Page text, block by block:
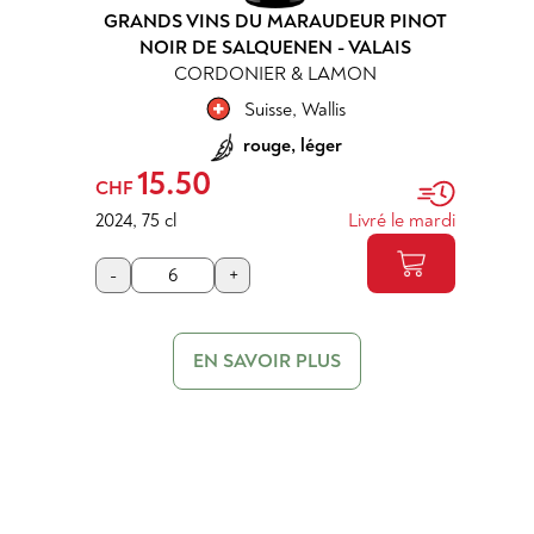
GRANDS VINS DU MARAUDEUR PINOT
NOIR DE SALQUENEN - VALAIS
CORDONIER & LAMON
Suisse, Wallis
rouge, léger
CHF 15.50
2024, 75 cl Livré le mardi
- +
EN SAVOIR PLUS